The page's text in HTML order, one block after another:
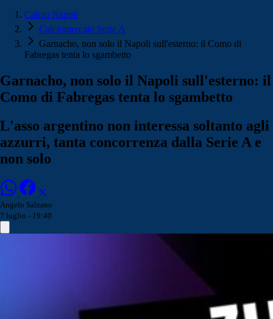
Calcio Napoli
Calciomercato Serie A
Garnacho, non solo il Napoli sull'esterno: il Como di
Fabregas tenta lo sgambetto
Garnacho, non solo il Napoli sull'esterno: il
Como di Fabregas tenta lo sgambetto
L'asso argentino non interessa soltanto agli
azzurri, tanta concorrenza dalla Serie A e
non solo
Angelo Salzano
7 luglio - 19:40